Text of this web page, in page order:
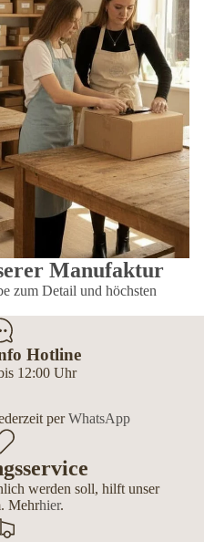
Manufaktur
zum Detail und höchsten
Hotline
12:00 Uhr
perWhatsApp
werden soll, hilft unser
Mehrhier.